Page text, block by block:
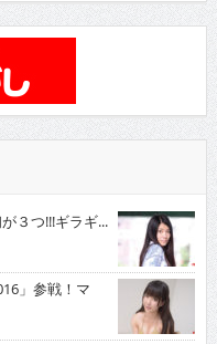
３つ!!!ギラギ...
」参戦！マ